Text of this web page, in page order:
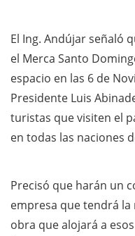
El Ing. Andújar señaló
el Merca Santo
espacio en las 6 de
Presidente Luis
turistas que visiten el
en todas las naciones
Precisó que harán un
empresa que tendrá
obra que alojará a